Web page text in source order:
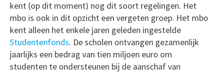
kent (op dit moment) nog dit soort regelingen. Het
mbo is ook in dit opzicht een vergeten groep. Het mbo
kent alleen het enkele jaren geleden ingestelde
Studentenfonds. De scholen ontvangen gezamenlijk
jaarlijks een bedrag van tien miljoen euro om
studenten te ondersteunen bij de aanschaf van